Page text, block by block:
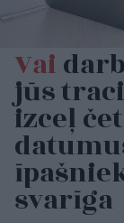
Vai
jūs
izceļ
svarīga